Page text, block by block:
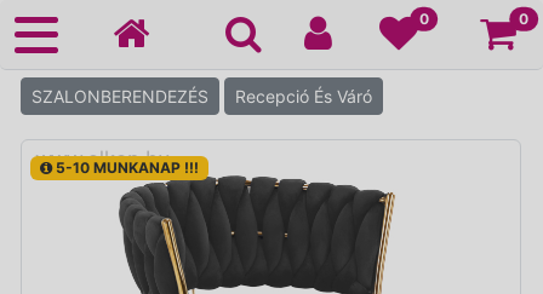
0 0
SZALONBERENDEZÉS Recepció És Váró
5-10 MUNKANAP !!!